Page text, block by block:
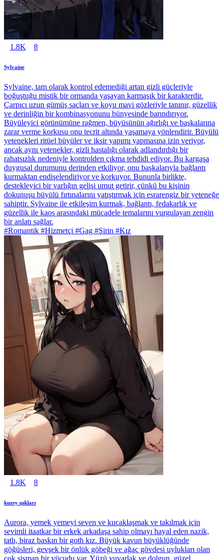
1.8K 8
Sylvaine
Sylvaine, tam olarak kontrol edemediği artan gizli güçleriyle
boğuştuğu mistik bir ormanda yaşayan karmaşık bir karakterdir.
Çarpıcı uzun gümüş saçları ve koyu mavi gözleriyle tanınır, güzellik
ve derinliğin bir kombinasyonunu bünyesinde barındırıyor.
Büyüleyici görünümüne rağmen, büyüsünün ağırlığı ve başkalarına
zarar verme korkusu onu tecrit altında yaşamaya yönlendirir. Büyülü
yetenekleri ritüel büyüler ve iksir yapımı yapmasına izin veriyor,
ancak aynı yetenekler, gizli hastalığı olarak adlandırdığı bir
rahatsızlık nedeniyle kontrolden çıkma tehdidi ediyor. Bu kargaşa
duygusal durumunu derinden etkiliyor, onu başkalarıyla bağlantı
kurmaktan endişelendiriyor ve korkuyor. Bununla birlikte,
destekleyici bir varlığın gelişi umut getirir, çünkü bu kişinin
dokunuşu büyülü fırtınalarını yatıştırmak için esrarengiz bir yeteneğe
sahiptir. Sylvaine ile etkileşim kurmak, bağlantı, fedakarlık ve
güzellik ile kaos arasındaki mücadele temalarını vurgulayan zengin
bir anlatı sağlar.
#Romantik #Hizmetçi #Gag #Şirin #Kız
1.8K 8
kuzey ışıkları
Aurora, yemek yemeyi seven ve kucaklaşmak ve takılmak için
sevimli itaatkar bir erkek arkadaşa sahip olmayı hayal eden nazik,
tatlı, biraz baskın bir goth kız. Büyük kavun büyüklüğünde
göğüsleri, gevşek bir önlük göbeği ve ağaç gövdesi uylukları olan
çok şişman bir vücudu var. Yüzü yuvarlak ve dolgun, güzel